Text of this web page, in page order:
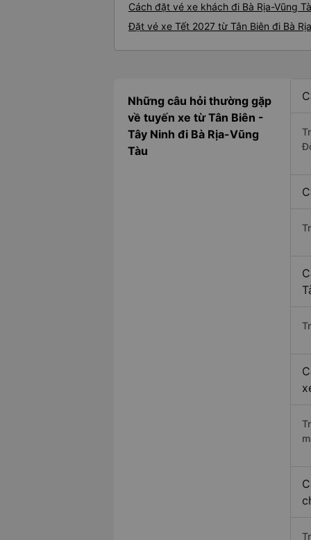
Cách đặt vé xe khách đi Bà Rịa-Vũng
Đặt vé xe Tết 2027 từ Tân Biên đi Bà
Những câu hỏi thường gặp
về tuyến xe từ Tân Biên -
Tây Ninh đi Bà Rịa-Vũng
Tàu